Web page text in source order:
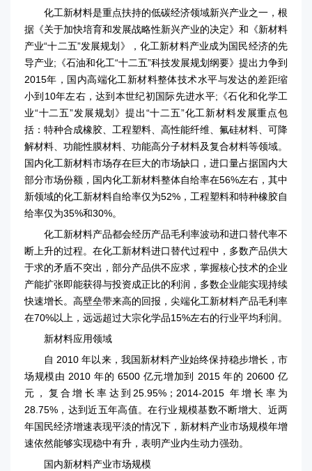
化工新材料是重点扶持的低碳经济领域新兴产业之一，根
据《关于加快培育和发展战略性新兴产业的决定》和《新材料
产业“十二五”发展规划》，化工新材料产业成为国民经济的先
导产业;《石油和化工“十二五”科技发展规划纲要》提出力争到
2015年，国内高端化工新材料整体技术水平与发达的差距缩
小到10年左右，达到本世纪初国际先进水平;《石化和化学工
业“十二五”发展规划》提出“十二五”化工新材料发展重点包
括：特种合成橡胶、工程塑料、高性能纤维、氟硅材料、可降
解材料、功能性膜材料、功能高分子材料及复合材料等领域。
国内化工新材料市场存在巨大的市场缺口，进口量占据国内大
部分市场份额，国内化工新材料整体自给率在56%左右，其中
新领域的化工新材料自给率仅为52%，工程塑料和特种橡胶自
给率仅为35%和30%。
化工新材料产品都会经历产品毛利率波动和进口替代率不
断上升的过程。在化工新材料进口替代过程中，多数产品供大
于求的矛盾不突出，部分产品供不应求，掌握核心技术的企业
产能扩张即能获得与投资成正比的利润，多数企业能实现持续
快速增长。高壁垒带来高的回报，尖端化工新材料产品毛利率
在70%以上，远远超过大宗化学品15%左右的行业平均利润。
新材料应用领域
自 2010 年以来，我国新材料产业始终保持稳步增长，市
场规模由 2010 年的 6500 亿元增加到 2015 年的 20600 亿
元，复合增长率达到25.95%；2014-2015 年增长率为
28.75%，达到近五年高值。在行业规模基数不断增大、近两
年国民经济增速表现平淡的情况下，新材料产业市场规模年增
速依然能够实现稳中有升，表明产业内生动力强劲。
国内新材料产业市场规模